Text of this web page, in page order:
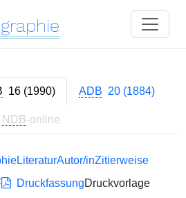
16 (1990) ADB 20 (1884)
NDB-online
LiteraturAutor/inZitierweise
DruckfassungDruckvorlage